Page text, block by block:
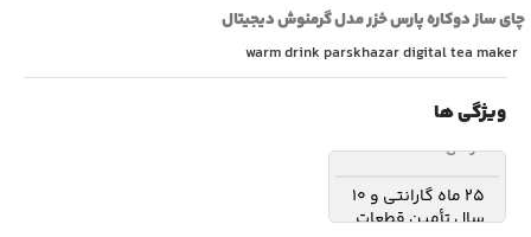
‫چای ساز دوکاره پارس خزر مدل گرمنوش دیجیتال
warm drink parskhazar digital tea maker
ویژگی ها
گارانتی
25 ماه گارانتی و 10
سال تأمین قطعات